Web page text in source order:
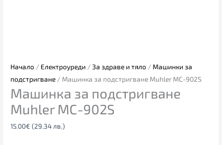
Начало / Електроуреди /За здраве и тяло / Машинки за
подстригване / Машинка за подстригване Muhler MC-902S
Машинка за подстригване
Muhler MC-902S
15.00€ (29.34 лв.)